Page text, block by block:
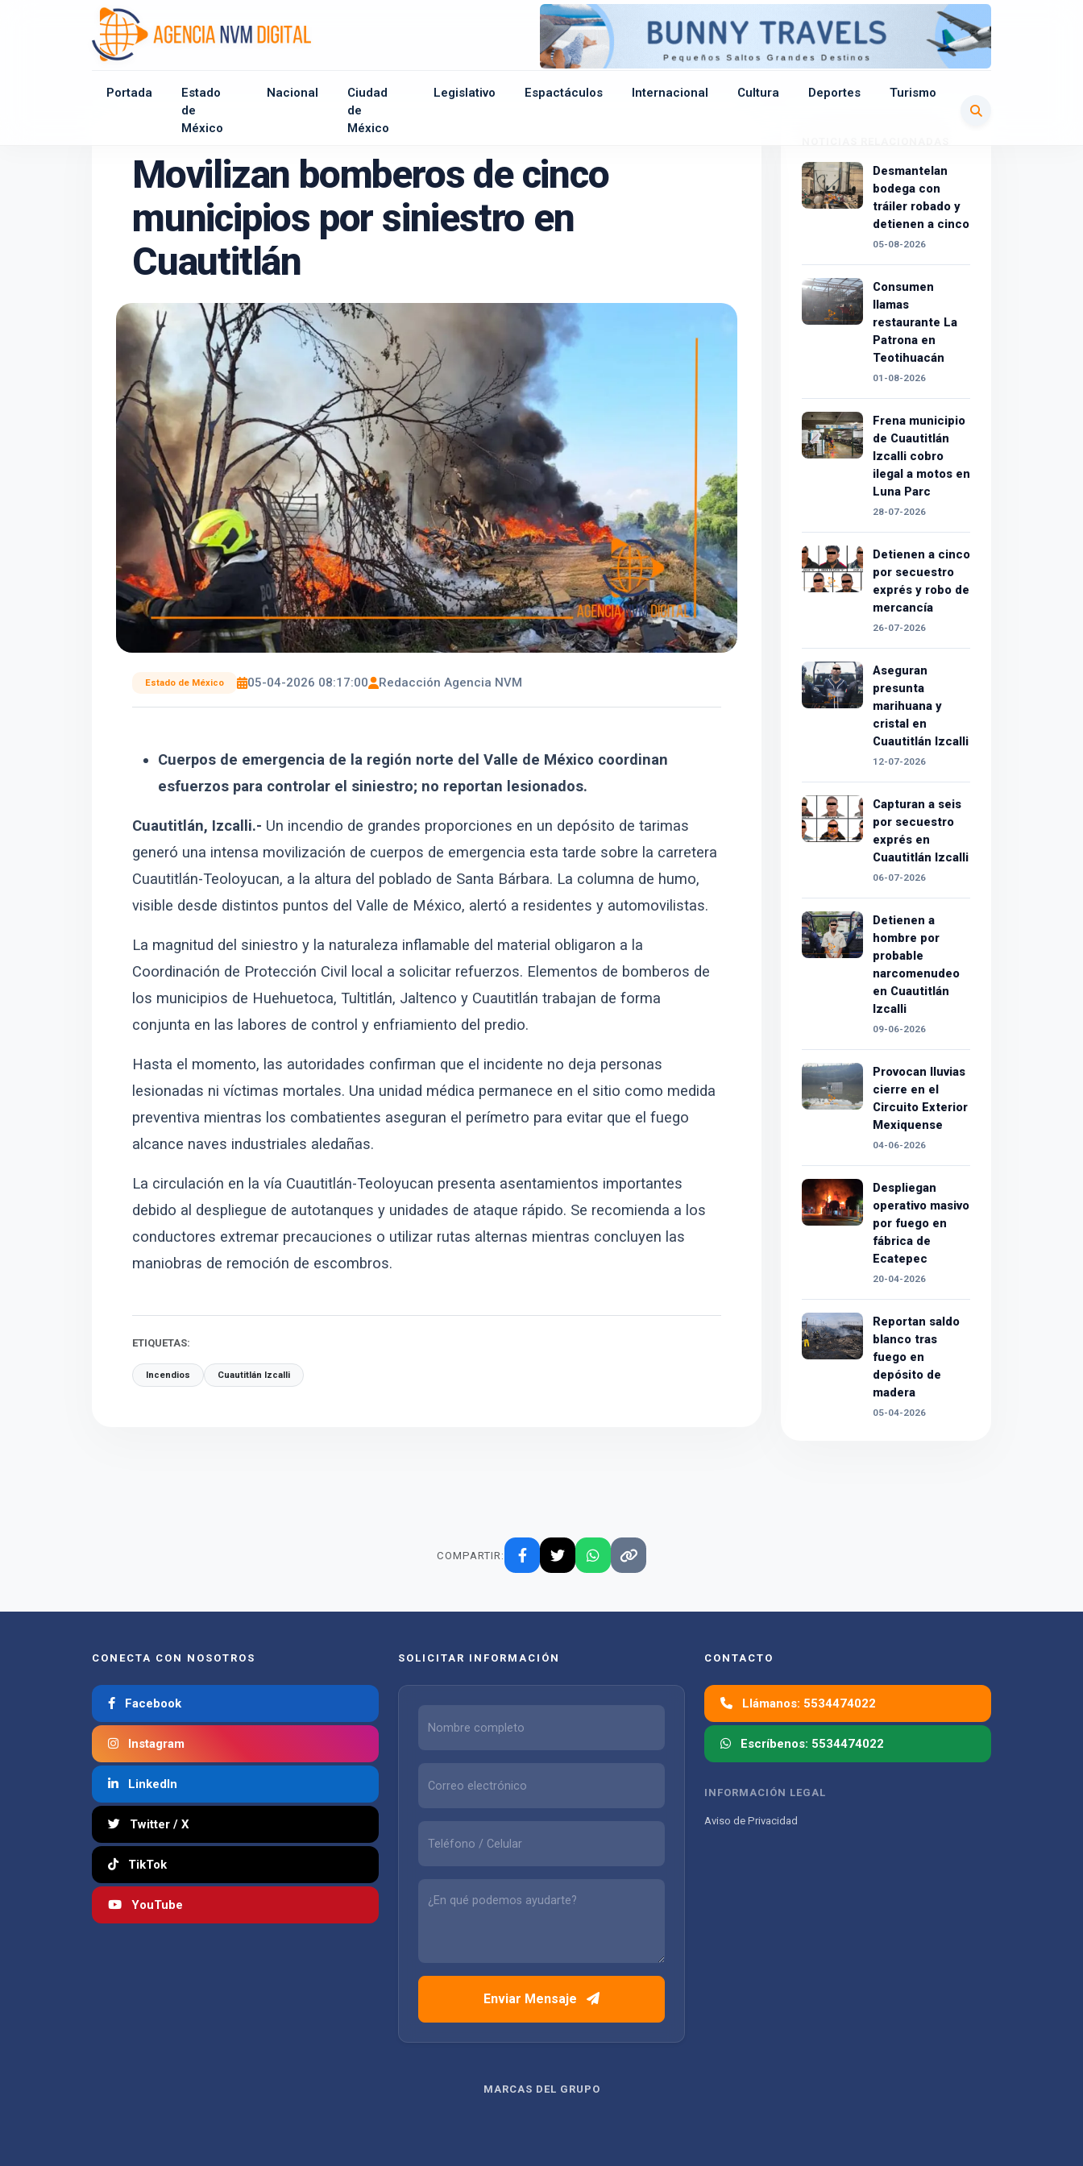
Portada
Estado
de
México
Nacional
Ciudad
de
México
Legislativo Espactáculos Internacional Cultura Deportes Turismo
Movilizan bomberos de cinco
municipios por siniestro en
Cuautitlán
Estado de México 05-04-2026 08:17:00 Redacción Agencia NVM
Cuerpos de emergencia de la región norte del Valle de México coordinan
esfuerzos para controlar el siniestro; no reportan lesionados.
Cuautitlán, Izcalli.- Un incendio de grandes proporciones en un depósito de tarimas
generó una intensa movilización de cuerpos de emergencia esta tarde sobre la carretera
Cuautitlán-Teoloyucan, a la altura del poblado de Santa Bárbara. La columna de humo,
visible desde distintos puntos del Valle de México, alertó a residentes y automovilistas.
La magnitud del siniestro y la naturaleza inflamable del material obligaron a la
Coordinación de Protección Civil local a solicitar refuerzos. Elementos de bomberos de
los municipios de Huehuetoca, Tultitlán, Jaltenco y Cuautitlán trabajan de forma
conjunta en las labores de control y enfriamiento del predio.
Hasta el momento, las autoridades confirman que el incidente no deja personas
lesionadas ni víctimas mortales. Una unidad médica permanece en el sitio como medida
preventiva mientras los combatientes aseguran el perímetro para evitar que el fuego
alcance naves industriales aledañas.
La circulación en la vía Cuautitlán-Teoloyucan presenta asentamientos importantes
debido al despliegue de autotanques y unidades de ataque rápido. Se recomienda a los
conductores extremar precauciones o utilizar rutas alternas mientras concluyen las
maniobras de remoción de escombros.
ETIQUETAS:
Incendios Cuautitlán Izcalli
Desmantelan
bodega con
tráiler robado y
detienen a cinco
05-08-2026
Consumen
llamas
restaurante La
Patrona en
Teotihuacán
01-08-2026
Frena municipio
de Cuautitlán
Izcalli cobro
ilegal a motos en
Luna Parc
28-07-2026
Detienen a cinco
por secuestro
exprés y robo de
mercancía
26-07-2026
Aseguran
presunta
marihuana y
cristal en
Cuautitlán Izcalli
12-07-2026
Capturan a seis
por secuestro
exprés en
Cuautitlán Izcalli
06-07-2026
Detienen a
hombre por
probable
narcomenudeo
en Cuautitlán
Izcalli
09-06-2026
Provocan lluvias
cierre en el
Circuito Exterior
Mexiquense
04-06-2026
Despliegan
operativo masivo
por fuego en
fábrica de
Ecatepec
20-04-2026
Reportan saldo
blanco tras
fuego en
depósito de
madera
05-04-2026
COMPARTIR:
CONECTA CON NOSOTROS
Facebook
Instagram
LinkedIn
Twitter / X
TikTok
YouTube
SOLICITAR INFORMACIÓN
Enviar Mensaje
CONTACTO
Llámanos: 5534474022
Escríbenos: 5534474022
INFORMACIÓN LEGAL
Aviso de Privacidad
MARCAS DEL GRUPO